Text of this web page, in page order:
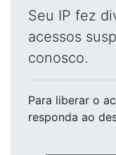
Seu IP fez
acessos
conosco.
Para liberar o
responda ao